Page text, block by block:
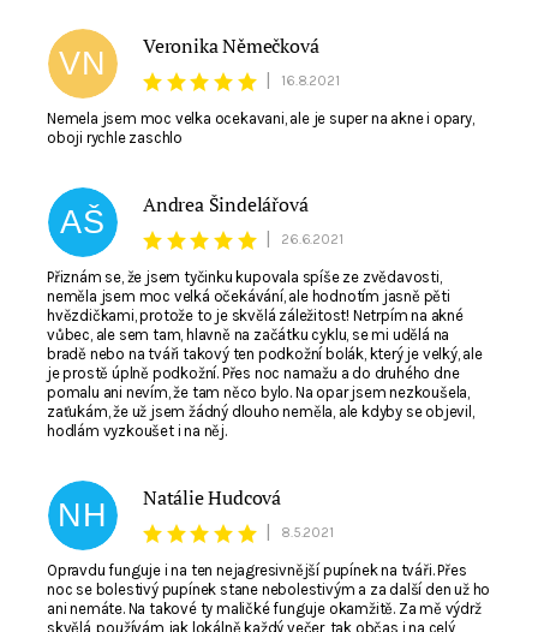
VN
Veronika Němečková
| 16.8.2021
Nemela jsem moc velka ocekavani, ale je super na akne i opary,
oboji rychle zaschlo
AŠ
Andrea Šindelářová
| 26.6.2021
Přiznám se, že jsem tyčinku kupovala spíše ze zvědavosti,
neměla jsem moc velká očekávání, ale hodnotím jasně pěti
hvězdičkami, protože to je skvělá záležitost! Netrpím na akné
vůbec, ale sem tam, hlavně na začátku cyklu, se mi udělá na
bradě nebo na tváři takový ten podkožní bolák, který je velký, ale
je prostě úplně podkožní. Přes noc namažu a do druhého dne
pomalu ani nevím, že tam něco bylo. Na opar jsem nezkoušela,
zaťukám, že už jsem žádný dlouho neměla, ale kdyby se objevil,
hodlám vyzkoušet i na něj.
NH
Natálie Hudcová
| 8.5.2021
Opravdu funguje i na ten nejagresivnější pupínek na tváři. Přes
noc se bolestivý pupínek stane nebolestivým a za další den už ho
ani nemáte. Na takové ty maličké funguje okamžitě. Za mě výdrž
skvělá, používám jak lokálně každý večer, tak občas i na celý